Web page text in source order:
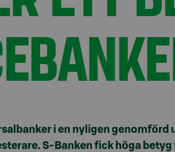
i en nyligen genomförd
S-Banken fick höga betyg